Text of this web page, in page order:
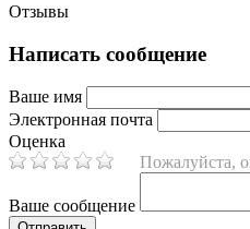
Отзывы
Написать сообщение
Ваше имя
Электронная почта
Оценка
Пожалуйста,
Ваше сообщение